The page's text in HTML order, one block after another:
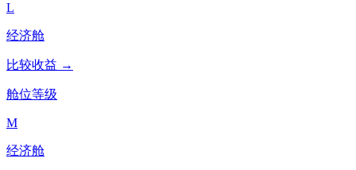
L
经济舱
比较收益 →
舱位等级
M
经济舱